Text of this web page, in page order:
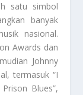
satu simbol
banyak
nasional.
Awards dan
Johnny
termasuk “I
Blues”,